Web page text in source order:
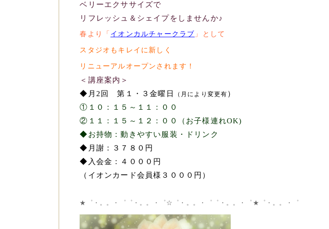
ベリーエクササイズで
リフレッシュ＆シェイプをしませんか♪
春より「 イオンカルチャークラブ 」として
スタジオもキレイに新しく
リニューアルオープンされます！
＜講座案内＞
◆月2回 第１・３金曜日
（月により変更有 ）
①１０：１５～１１：００
②１１：１５～１２：００（お子様連れOK)
◆お持物：動きやすい服装・ドリンク
◆月謝：３７８０円
◆入会金：４０００円
（イオンカード会員様３０００円）
★゜・。。・゜゜・。。・゜☆゜・。。・゜゜・。。・゜★゜・。。・゜